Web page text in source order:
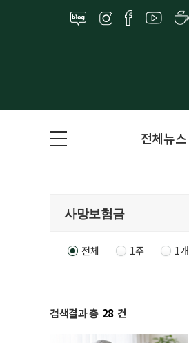
전체뉴스
전체 1주 1
검색결과 총 28 건